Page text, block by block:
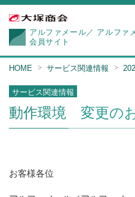
アルファメール／ アルファ
会員サイト
HOME サービス関連情報
サービス関連情報
動作環境 変更の
お客様各位